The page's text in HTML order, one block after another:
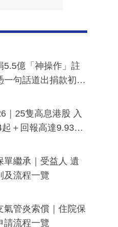
5.5億「神操作」註
一句話道出捐款初
詐騙手段
｜25隻高息港股 入
＋回報高達9.93
單繼承｜受益人 遺
及流程一覽
氣管炎索償｜住院保
請流程一覽